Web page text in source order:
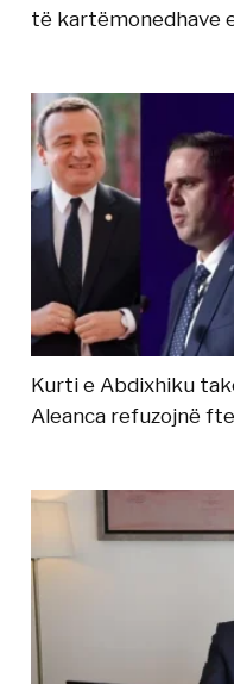
të kartëmonedhave
Kurti e Abdixhiku
Aleanca refuzojnë